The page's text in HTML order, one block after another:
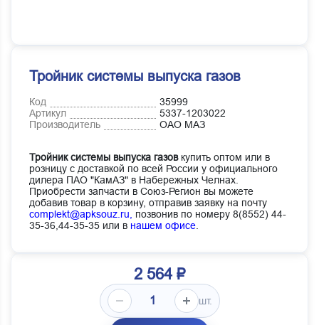
Тройник системы выпуска газов
Код
35999
Артикул
5337-1203022
Производитель
ОАО МАЗ
Тройник системы выпуска газовкупить оптом или в
розницу с доставкой по всей России у официального
дилера ПАО "КамАЗ" в Набережных Челнах.
Приобрести запчасти в Союз-Регион вы можете
добавив товар в корзину, отправив заявку на почту
complekt@apksouz.ru,
позвонив по номеру 8(8552) 44-
35-36,44-35-35 или в нашем офисе
2 564 ₽
шт.